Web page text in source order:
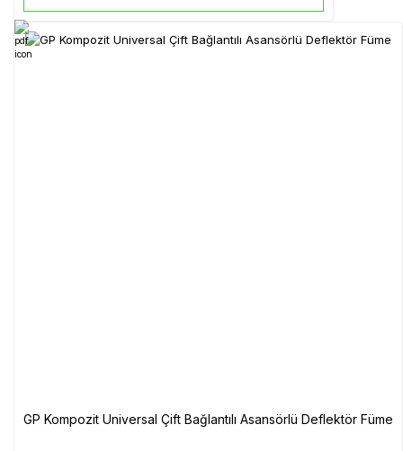
GP Kompozit Universal Çift Bağlantılı Asansörlü Deflektör Füme